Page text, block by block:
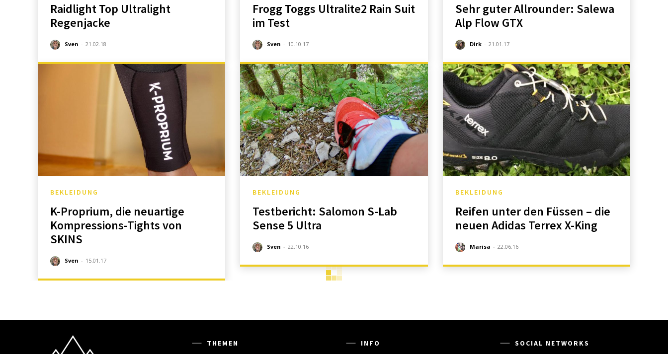
Raidlight Top Ultralight
Regenjacke
Sven - 21.02.18
Frogg Toggs Ultralite2 Rain Suit
im Test
Sven - 10.10.17
Sehr guter Allrounder: Salewa
Alp Flow GTX
Dirk - 21.01.17
BEKLEIDUNG
K-Proprium, die neuartige
Kompressions-Tights von
SKINS
Sven - 15.01.17
BEKLEIDUNG
Testbericht: Salomon S-Lab
Sense 5 Ultra
Sven - 22.10.16
BEKLEIDUNG
Reifen unter den Füssen – die
neuen Adidas Terrex X-King
Marisa - 22.06.16
THEMEN
INFO
SOCIAL NETWORKS